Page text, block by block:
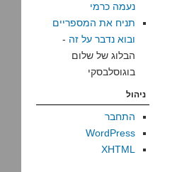
נעמה כרמי
תניח את המספריים
ובוא נדבר על זה -
הבלוג של שלום
בוגוסלבסקי
ניהול
התחבר
WordPress
XHTML